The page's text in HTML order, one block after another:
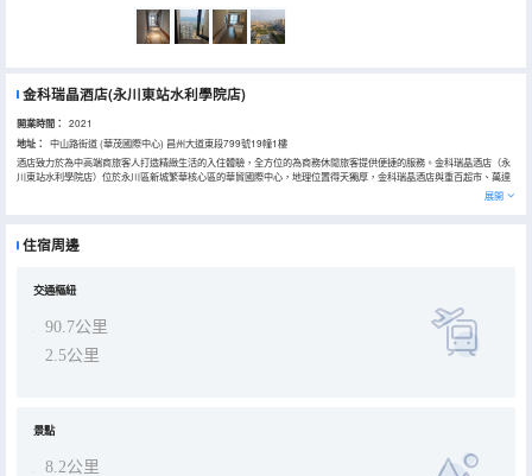
金科瑞晶酒店(永川東站水利學院店)
開業時間： 2021
地址：
中山路街道 (華茂國際中心) 昌州大道東段799號19幢1樓
酒店致力於為中高端商旅客人打造精緻生活的入住體驗，全方位的為商務休閒旅客提供便捷的服務。金科瑞晶酒店（永
川東站水利學院店）位於永川區新城繁華核心區的華貿國際中心，地理位置得天獨厚，金科瑞晶酒店與重百超市、萬達
影城MIX、星巴克、悅客健身等商家為華茂國際中心重點引進商家，與商圈的文化教育、休閒娛樂、餐飲購物、游泳健
身、風情美食街等商家共同構建全服務型的商圈。酒店周邊交通便利，四通八達。距興龍湖公園 1.2 公里，重慶水利電
水利電力職業技術學院、重慶文理學院、重慶財經職業學院、科創技術學院、城市科技學院等知名高等學校，是您學
展開
住宿周邊
交通樞紐
90.7公里
2.5公里
景點
8.2公里